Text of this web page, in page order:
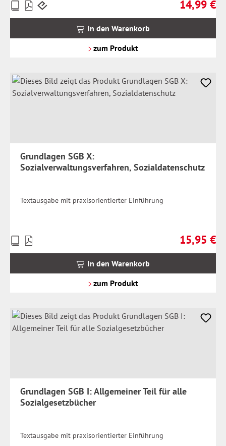
Regulärer
14,99 €
Preise
inkl.
In den Warenkorb
zum Produkt
Grundlagen SGB X:
Sozialverwaltungsverfahren, Sozialdatenschutz
Textausgabe mit praxisorientierter Einführung
Regulärer
15,95 €
Preise
inkl.
In den Warenkorb
zum Produkt
Grundlagen SGB I: Allgemeiner Teil für alle
Sozialgesetzbücher
Textausgabe mit praxisorientierter Einführung